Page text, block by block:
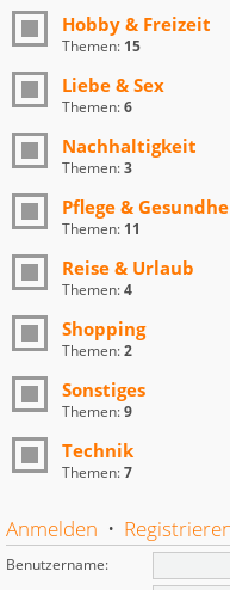
Hobby & Freizeit
Themen: 15
Liebe & Sex
Themen:6
Nachhaltigkeit
Themen:3
Pflege &
Themen: 11
Reise & Urlaub
Themen:4
Shopping
Themen:2
Sonstiges
Themen:9
Technik
Themen:7
Anmelden •
Benutzername: